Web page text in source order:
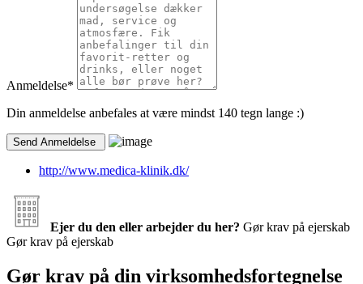
Anmeldelse*
Din anmeldelse anbefales at være mindst 140 tegn lange :)
http://www.medica-klinik.dk/
Ejer du den eller arbejder du her? Gør krav på ejerskab
Gør krav på ejerskab
Gør krav på din virksomhedsfortegnelse